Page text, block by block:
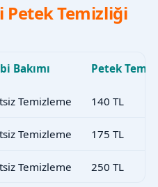
Temizliği
Bakımı Petek
Temizleme 140 TL
Temizleme 175 TL
Temizleme 250 TL